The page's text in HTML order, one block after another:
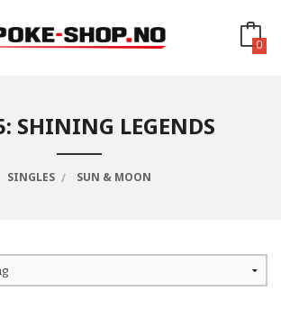
0
SHINING LEGENDS
SINGLES SUN & MOON